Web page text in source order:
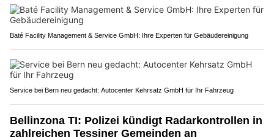
Baté Facility Management & Service GmbH: Ihre Experten für Gebäudereinigung
Service bei Bern neu gedacht: Autocenter Kehrsatz GmbH für Ihr Fahrzeug
Bellinzona TI: Polizei kündigt Radarkontrollen in
zahlreichen Tessiner Gemeinden an